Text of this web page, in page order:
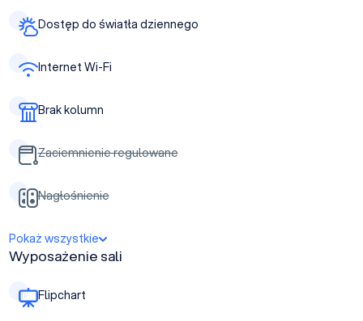
Dostęp do światła dziennego
Internet Wi-Fi
Brak kolumn
Zaciemnienie regulowane
Nagłośnienie
Pokaż wszystkie
Wyposażenie sali
Flipchart